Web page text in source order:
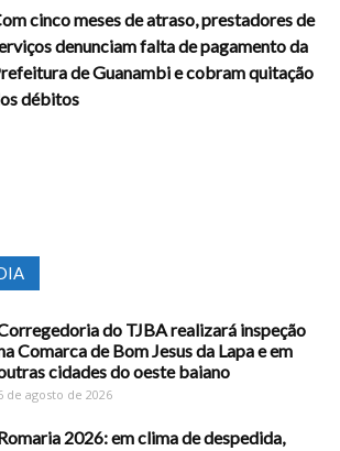
cinco meses de atraso, prestadores de
denunciam falta de pagamento da
de Guanambi e cobram quitação
débitos
do TJBA realizará inspeção
Comarca de Bom Jesus da Lapa e em
cidades do oeste baiano
de agosto de 2026
2026: em clima de despedida,